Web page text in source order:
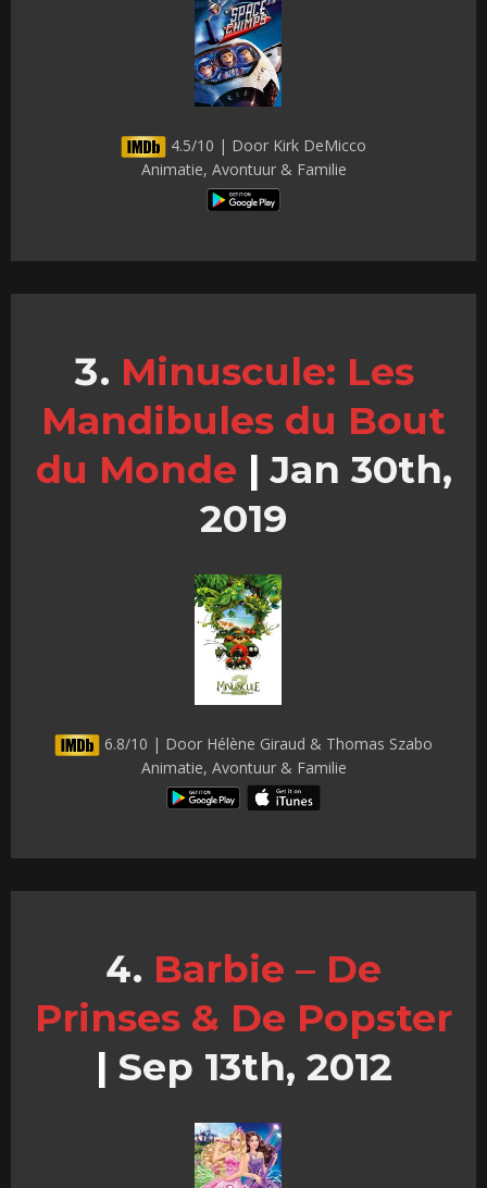
4.5/10 | Door Kirk DeMicco
Animatie, Avontuur & Familie
Minuscule: Les
Mandibules du Bout
du Monde | Jan 30th,
2019
6.8/10 | Door Hélène Giraud & Thomas Szabo
Animatie, Avontuur & Familie
Barbie – De
Prinses & De Popster
| Sep 13th, 2012